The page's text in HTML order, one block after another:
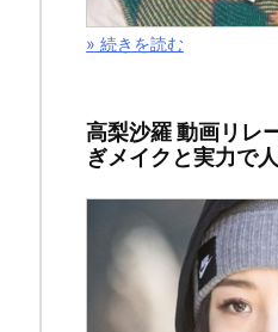
レ
ン
入
り
し
て
» 続きを読む
高梨沙羅 動画リレ
ぎメイクと実力で